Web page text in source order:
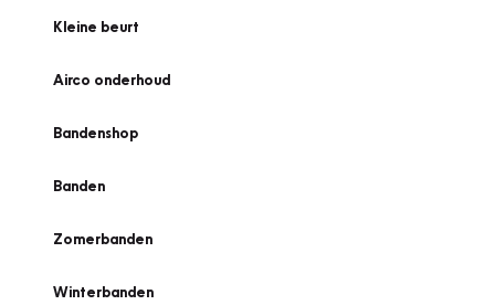
Kleine beurt
Airco onderhoud
Bandenshop
Banden
Zomerbanden
Winterbanden